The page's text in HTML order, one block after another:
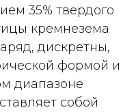
35% твердого
кремнезема
дискретны,
формой и
диапазоне
собой